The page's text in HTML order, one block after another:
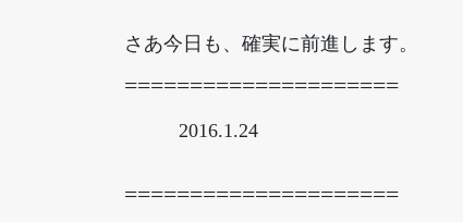
さあ今日も、確実に前進します。
=====================
2016.1.24
=====================